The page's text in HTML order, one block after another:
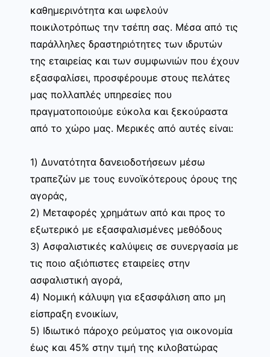
καθημερινότητα και ωφελούν
ποικιλοτρόπως την τσέπη σας. Μέσα από τις
παράλληλες δραστηριότητες των ιδρυτών
της εταιρείας και των συμφωνιών που έχουν
εξασφαλίσει, προσφέρουμε στους πελάτες
μας πολλαπλές υπηρεσίες που
πραγματοποιούμε εύκολα και ξεκούραστα
από το χώρο μας. Μερικές από αυτές είναι:
1) Δυνατότητα δανειοδοτήσεων μέσω
τραπεζών με τους ευνοϊκότερους όρους της
αγοράς,
2) Μεταφορές χρημάτων από και προς το
εξωτερικό με εξασφαλισμένες μεθόδους
3) Ασφαλιστικές καλύψεις σε συνεργασία με
τις ποιο αξιόπιστες εταιρείες στην
ασφαλιστική αγορά,
4) Νομική κάλυψη για εξασφάλιση απο μη
είσπραξη ενοικίων,
5) Ιδιωτικό πάροχο ρεύματος για οικονομία
έως και 45% στην τιμή της κιλοβατώρας